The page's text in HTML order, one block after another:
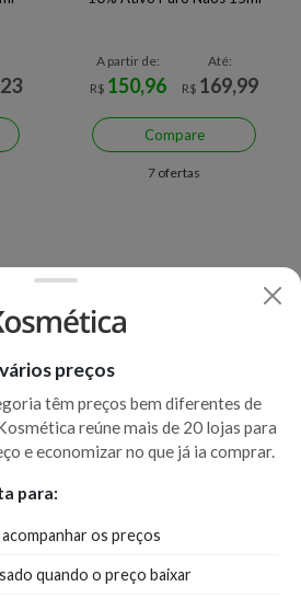
A partir de:
R$ 150,96
Até:
R$ 169,99
Compare
7 ofertas
preços
têm preços bem diferentes de
reúne mais de 20 lojas para
e economizar no que já ia comprar.
para:
os preços
quando o preço baixar